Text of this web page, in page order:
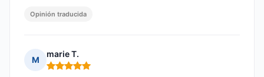
Opinión traducida
M
marie T.
Nota: 5 de 5